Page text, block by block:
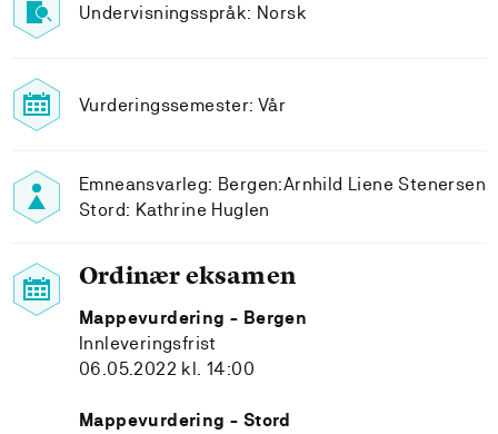
Undervisningsspråk: Norsk
Vurderingssemester: Vår
Emneansvarleg: Bergen:Arnhild Liene Stenersen
Stord: Kathrine Huglen
Ordinær eksamen
Mappevurdering - Bergen
Innleveringsfrist
06.05.2022 kl. 14:00
Mappevurdering - Stord